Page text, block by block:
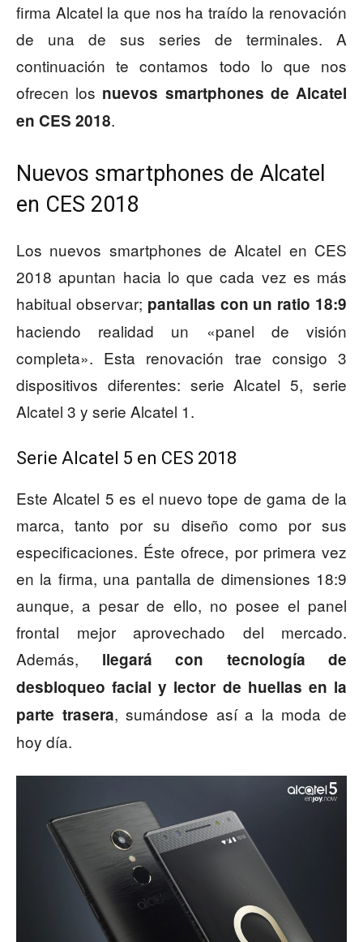
firma Alcatel la que nos ha traído la renovación
de una de sus series de terminales. A
continuación te contamos todo lo que nos
ofrecen los nuevos smartphones de Alcatel
en CES 2018.
Nuevos smartphones de Alcatel
en CES 2018
Los nuevos smartphones de Alcatel en CES
2018 apuntan hacia lo que cada vez es más
habitual observar; pantallas con un ratio 18:9
haciendo realidad un «panel de visión
completa». Esta renovación trae consigo 3
dispositivos diferentes: serie Alcatel 5, serie
Alcatel 3 y serie Alcatel 1.
Serie Alcatel 5 en CES 2018
Este Alcatel 5 es el nuevo tope de gama de la
marca, tanto por su diseño como por sus
especificaciones. Éste ofrece, por primera vez
en la firma, una pantalla de dimensiones 18:9
aunque, a pesar de ello, no posee el panel
frontal mejor aprovechado del mercado.
Además, llegará con tecnología de
desbloqueo facial y lector de huellas en la
parte trasera, sumándose así a la moda de
hoy día.